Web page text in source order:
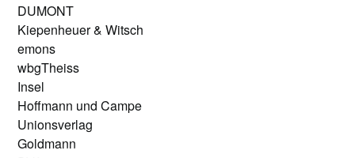
DUMONT
Kiepenheuer & Witsch
emons
wbgTheiss
Insel
Hoffmann und Campe
Unionsverlag
Goldmann